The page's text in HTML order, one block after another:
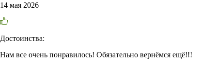
14 мая 2026
Достоинства:
Нам все очень понравилось! Обязательно вернёмся ещё!!!